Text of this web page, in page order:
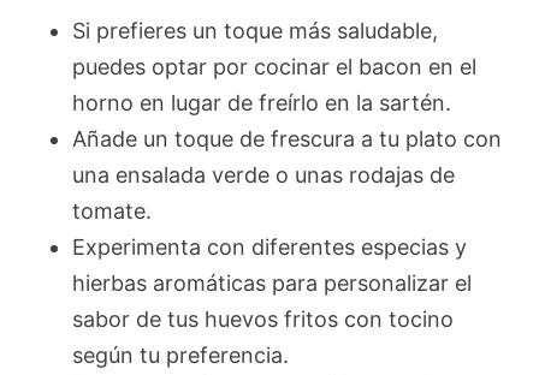
Si prefieres un toque más saludable,
puedes optar por cocinar el bacon en el
horno en lugar de freírlo en la sartén.
Añade un toque de frescura a tu plato con
una ensalada verde o unas rodajas de
tomate.
Experimenta con diferentes especias y
hierbas aromáticas para personalizar el
sabor de tus huevos fritos con tocino
según tu preferencia.